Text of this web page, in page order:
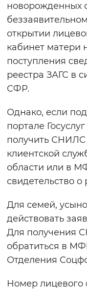
Воспроизвести
новорожденных
открытии
кабинет матери
поступления
реестра ЗАГС в
СФР.
Однако, если
портале
получить
клиентской
области или в
свидетельство
Для семей,
действовать
Для получения
обратиться в
Отделения
Номер лицевого